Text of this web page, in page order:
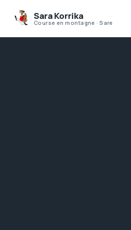
Sara Korrika
Course en montagne · Sare